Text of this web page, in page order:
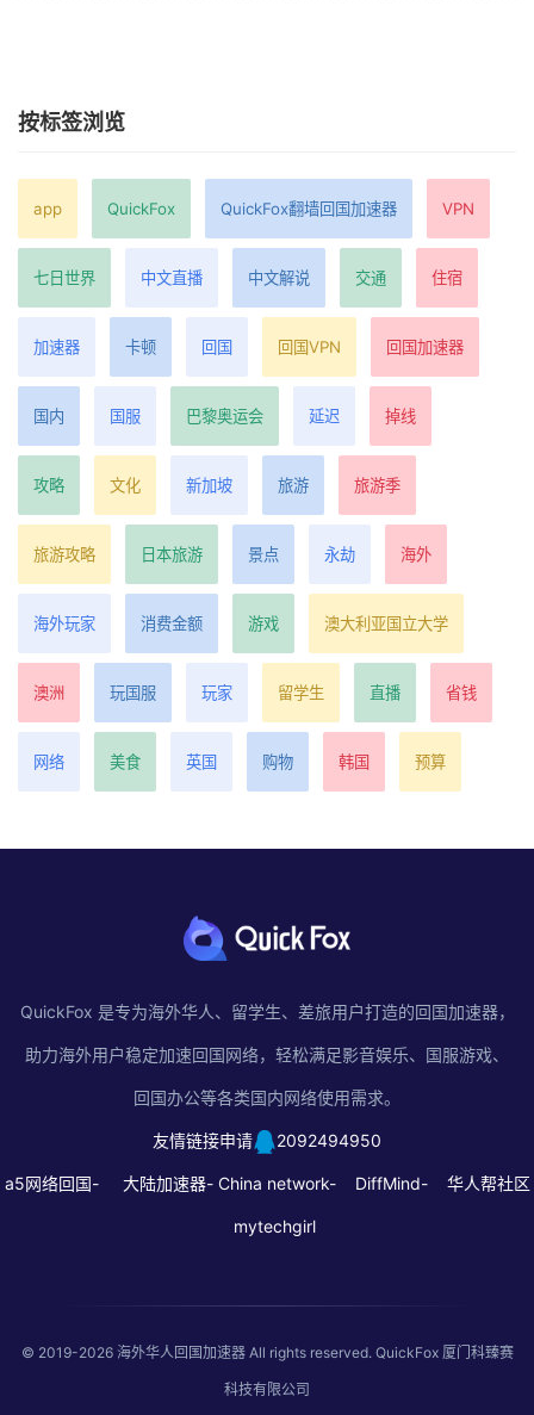
按标签浏览
app QuickFox QuickFox翻墙回国加速器 VPN
七日世界 中文直播 中文解说 交通 住宿
加速器 卡顿 回国 回国VPN 回国加速器
国内 国服 巴黎奥运会 延迟 掉线
攻略 文化 新加坡 旅游 旅游季
旅游攻略 日本旅游 景点 永劫 海外
海外玩家 消费金额 游戏 澳大利亚国立大学
澳洲 玩国服 玩家 留学生 直播 省钱
网络 美食 英国 购物 韩国 预算
QuickFox 是专为海外华人、留学生、差旅用户打造的回国加速器，
助力海外用户稳定加速回国网络，轻松满足影音娱乐、国服游戏、
回国办公等各类国内网络使用需求。
友情链接申请 2092494950
a5网络回国- 大陆加速器- China network- DiffMind- 华人帮社区
mytechgirl
© 2019-2026 海外华人回国加速器All rights reserved. QuickFox 厦门科臻赛
科技有限公司